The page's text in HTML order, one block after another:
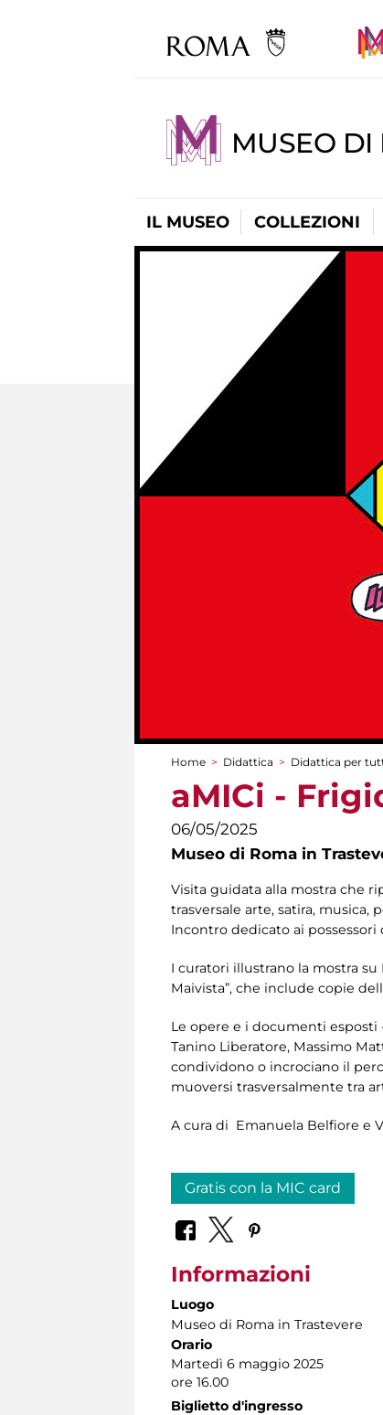
MUSEO DI
IL MUSEO COLLEZIONI
Tu sei qui
Home > Didattica > Didattica per
aMICi -
06/05/2025
Museo di Roma in
Visita guidata alla mostra che
trasversale arte, satira,
Incontro dedicato ai possessori
I curatori illustrano la mostra
Maivista”, che include copie
Le opere e i documenti esposti
Tanino Liberatore, Massimo
condividono o incrociano il
muoversi trasversalmente tra
A cura di Emanuela Belfiore e
Gratis con la MIC card
Informazioni
Luogo
Museo di Roma in Trastevere
Orario
Martedì 6 maggio 2025
ore 16.00
Biglietto d'ingresso